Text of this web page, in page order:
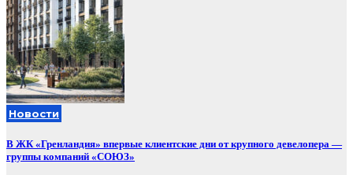
Новости
В ЖК «Гренландия» впервые клиентские дни от крупного девелопера —
группы компаний «СОЮЗ»